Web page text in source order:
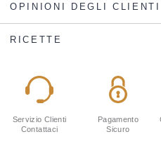
OPINIONI DEGLI CLIENTI
RICETTE
Servizio Clienti
Contattaci
Pagamento
Sicuro